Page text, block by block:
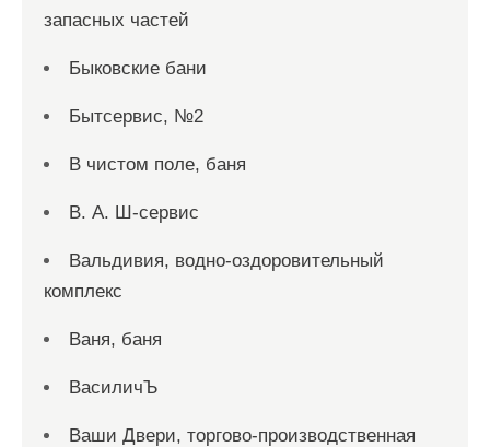
запасных частей
Быковские бани
Бытсервис, №2
В чистом поле, баня
В. А. Ш-сервис
Вальдивия, водно-оздоровительный
комплекс
Ваня, баня
ВасиличЪ
Ваши Двери, торгово-производственная